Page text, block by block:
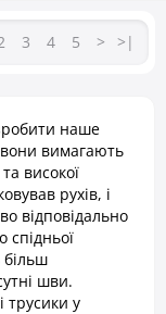
3 4 5 > >|
наше
вимагають
високої
рухів, і
відповідально
спідньої
більш
шви.
трусики у